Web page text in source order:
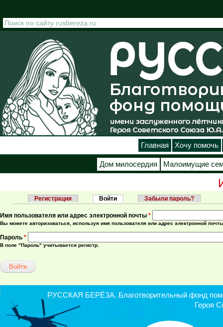
Главная Хочу помочь
Дом милосердия Малоимущие
Главные вкладки
Регистрация Войти (активная вкладка)
Забыли пароль?
Имя пользователя или адрес электронной почты *
Вы можете авторизоваться, используя имя пользователя или адрес электронной
Пароль *
В поле "Пароль" учитывается регистр.
РУССКАЯ БЕРЁЗА. Благотворительный фонд
Героя